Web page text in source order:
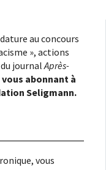
au concours
», actions
journalAprès-
abonnant à
Seligmann.
vous